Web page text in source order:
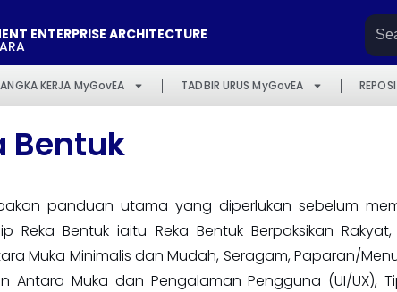
ENTERPRISE ARCHITECTURE
KERJA MyGovEA TADBIR URUS MyGovEA
Bentuk
panduan utama yang diperlukan sebelum
Reka Bentuk iaitu Reka Bentuk Berpaksikan
Muka Minimalis dan Mudah, Seragam, Paparan/
Antara Muka dan Pengalaman Pengguna (UI/UX),